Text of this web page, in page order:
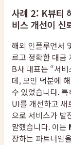
사례 2: K뷰티
비스 개선이 신
해외 인플루언서
르고 정확한 대금
B사 대표는 “서
데, 모인 덕분에
수 있었습니다.
UI를 개선하고 새
으로 서비스가 발
말했습니다. 이는
장하는 파트너임